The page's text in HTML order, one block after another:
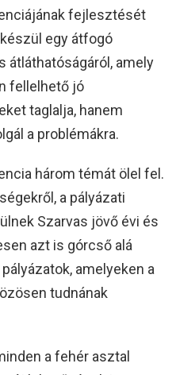
fejlesztését
egy átfogó
átláthatóságáról, amely
fellelhető jó
taglalja, hanem
a problémákra.
három témát ölel fel.
a pályázati
Szarvas jövő évi és
azt is górcső alá
amelyeken a
tudnának
a fehér asztal